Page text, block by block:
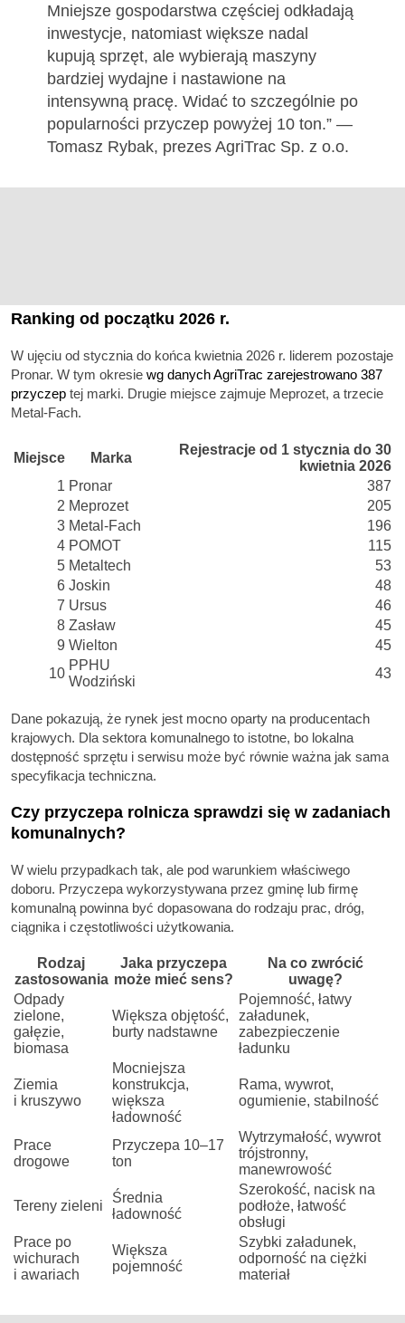
Mniejsze gospodarstwa częściej odkładają
inwestycje, natomiast większe nadal
kupują sprzęt, ale wybierają maszyny
bardziej wydajne i nastawione na
intensywną pracę. Widać to szczególnie po
popularności przyczep powyżej 10 ton.” —
Tomasz Rybak, prezes AgriTrac Sp. z o.o.
Ranking od początku 2026 r.
W ujęciu od stycznia do końca kwietnia 2026 r. liderem pozostaje
Pronar. W tym okresie wg danych AgriTrac zarejestrowano 387
przyczep tej marki. Drugie miejsce zajmuje Meprozet, a trzecie
Metal-Fach.
Miejsce Marka
Rejestracje od 1 stycznia do 30
kwietnia 2026
1 Pronar
387
2 Meprozet
205
3 Metal-Fach
196
4 POMOT
115
5 Metaltech
53
6 Joskin
48
7 Ursus
46
8 Zasław
45
9 Wielton
45
10
PPHU
Wodziński
43
Dane pokazują, że rynek jest mocno oparty na producentach
krajowych. Dla sektora komunalnego to istotne, bo lokalna
dostępność sprzętu i serwisu może być równie ważna jak sama
specyfikacja techniczna.
Czy przyczepa rolnicza sprawdzi się w zadaniach
komunalnych?
W wielu przypadkach tak, ale pod warunkiem właściwego
doboru. Przyczepa wykorzystywana przez gminę lub firmę
komunalną powinna być dopasowana do rodzaju prac, dróg,
ciągnika i częstotliwości użytkowania.
Rodzaj
zastosowania
Jaka przyczepa
może mieć sens?
Na co zwrócić
uwagę?
Odpady
zielone,
gałęzie,
biomasa
Większa objętość,
burty nadstawne
Pojemność, łatwy
załadunek,
zabezpieczenie
ładunku
Ziemia
i kruszywo
Mocniejsza
konstrukcja,
większa
ładowność
Rama, wywrot,
ogumienie, stabilność
Prace
drogowe
Przyczepa 10–17
ton
Wytrzymałość, wywrot
trójstronny,
manewrowość
Tereny zieleni
Średnia
ładowność
Szerokość, nacisk na
podłoże, łatwość
obsługi
Prace po
wichurach
i awariach
Większa
pojemność
Szybki załadunek,
odporność na ciężki
materiał